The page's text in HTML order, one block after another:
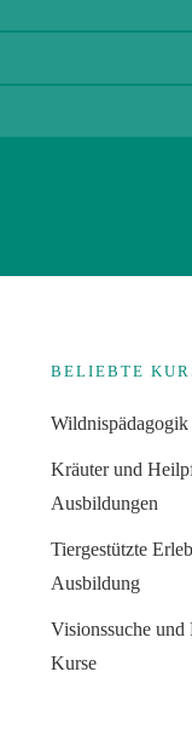
BELIEBTE
Kräuter und
Ausbildungen
Tiergestützte
Ausbildung
Visionssuche und
Kurse